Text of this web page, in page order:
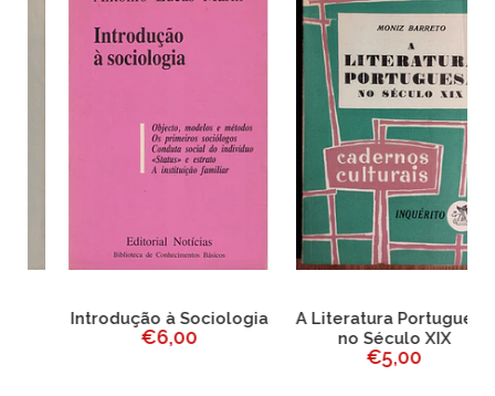
Introdução à Sociologia
€6,00
A Literatura Portuguesa
no Século XIX
€5,00